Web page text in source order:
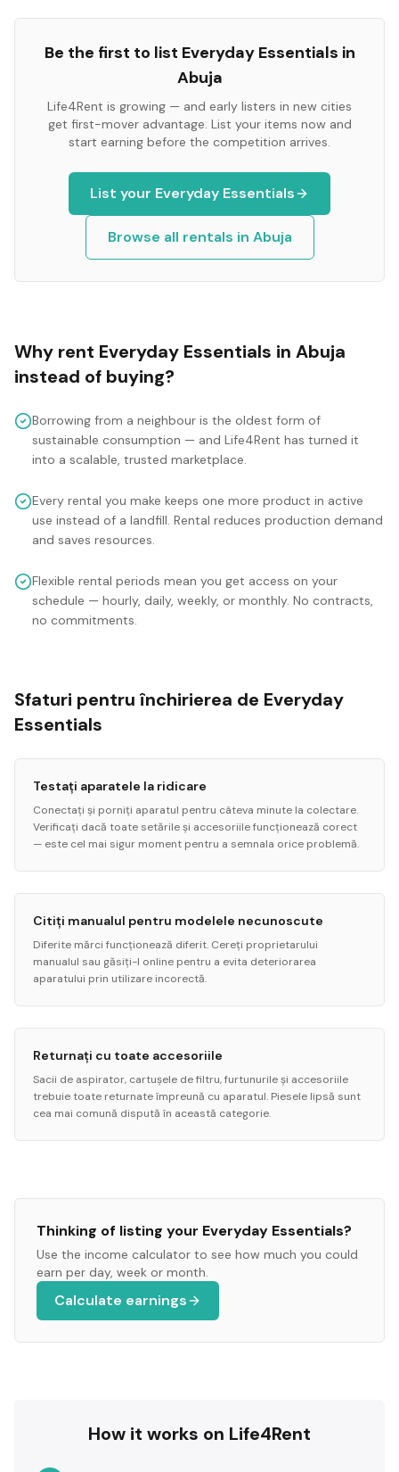
Be the first to list Everyday Essentials in
Abuja
Life4Rent is growing — and early listers in new cities
get first-mover advantage. List your items now and
start earning before the competition arrives.
List your Everyday Essentials
Browse all rentals in Abuja
Why rent Everyday Essentials in Abuja
instead of buying?
Borrowing from a neighbour is the oldest form of
sustainable consumption — and Life4Rent has turned it
into a scalable, trusted marketplace.
Every rental you make keeps one more product in active
use instead of a landfill. Rental reduces production demand
and saves resources.
Flexible rental periods mean you get access on your
schedule — hourly, daily, weekly, or monthly. No contracts,
no commitments.
Sfaturi pentru închirierea de Everyday
Essentials
Testați aparatele la ridicare
Conectați și porniți aparatul pentru câteva minute la colectare.
Verificați dacă toate setările și accesoriile funcționează corect
— este cel mai sigur moment pentru a semnala orice problemă.
Citiți manualul pentru modelele necunoscute
Diferite mărci funcționează diferit. Cereți proprietarului
manualul sau găsiți-l online pentru a evita deteriorarea
aparatului prin utilizare incorectă.
Returnați cu toate accesoriile
Sacii de aspirator, cartușele de filtru, furtunurile și accesoriile
trebuie toate returnate împreună cu aparatul. Piesele lipsă sunt
cea mai comună dispută în această categorie.
Thinking of listing your Everyday Essentials?
Use the income calculator to see how much you could
earn per day, week or month.
Calculate earnings
How it works on Life4Rent